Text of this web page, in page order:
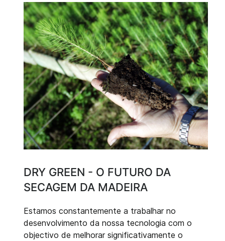
DRY GREEN - O FUTURO DA
SECAGEM DA MADEIRA
Estamos constantemente a trabalhar no
desenvolvimento da nossa tecnologia com o
objectivo de melhorar significativamente o